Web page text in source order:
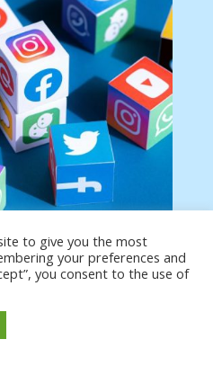
aquí con un link de tu
to give you the most
your preferences and
you consent to the use of